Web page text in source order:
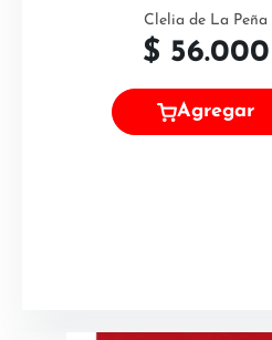
Clelia de La Peña
$ 56.000
Agregar